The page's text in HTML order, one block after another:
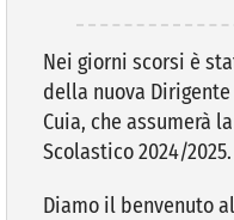
AREE TEMATICHE
VIVERE VANZAGO
COMUNICAZIONE
Nei giorni scorsi è
della nuova
Cuia, che assumerà
Scolastico 2024/2025.
Diamo il benvenuto